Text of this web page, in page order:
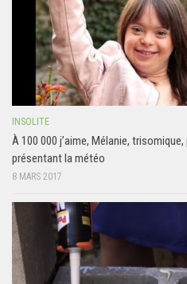
INSOLITE
À 100 000 j’aime, Mélanie,
présentant la météo
8 MARS 2017